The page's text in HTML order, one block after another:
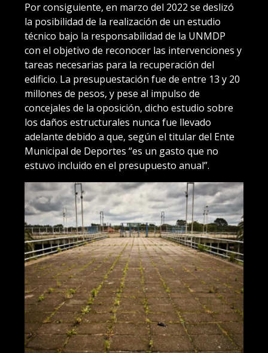
Por consiguiente, en marzo del 2022 se deslizó
la posibilidad de la realización de un estudio
técnico bajo la responsabilidad de la UNMDP
con el objetivo de reconocer las intervenciones y
tareas necesarias para la recuperación del
edificio. La presupuestación fue de entre 13 y 20
millones de pesos, y pese al impulso de
concejales de la oposición, dicho estudio sobre
los daños estructurales nunca fue llevado
adelante debido a que, según el titular del Ente
Municipal de Deportes “es un gasto que no
estuvo incluido en el presupuesto anual”.